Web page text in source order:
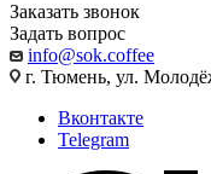
Заказать звонок
Задать вопрос
info@sok.coffee
г. Тюмень, ул.
Вконтакте
Telegram